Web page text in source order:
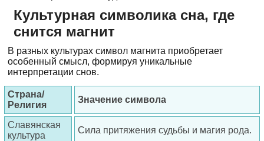
Культурная символика сна, где
снится магнит
В разных культурах символ магнита приобретает
особенный смысл, формируя уникальные
интерпретации снов.
Страна/
Религия
Значение символа
Славянская
культура
Сила притяжения судьбы и магия рода.